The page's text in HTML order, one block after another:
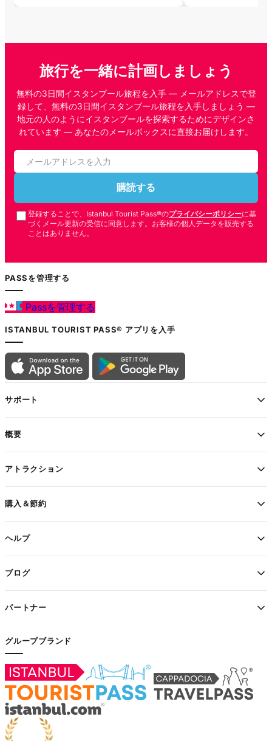
旅行を一緒に計画しましょう
無料の3日間イスタンブール旅程を入手 — メールアドレスで登
録して、無料の3日間イスタンブール旅程を入手しましょう —
地元の人のようにイスタンブールを探索するためにデザインさ
れています — あなたのメールボックスに直接お届けします。
購読する
登録することで、Istanbul Tourist Pass®のプライバシーポリシーに基
づくメール更新の受信に同意します。お客様の個人データを販売する
ことはありません。
PASSを管理する
Passを管理する
ISTANBUL TOURIST PASS® アプリを入手
サポート
概要
アトラクション
購入＆節約
ヘルプ
ブログ
パートナー
グループブランド